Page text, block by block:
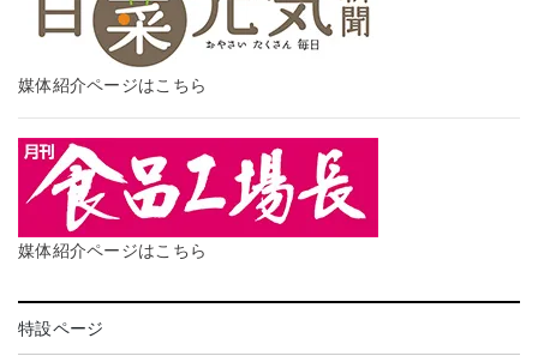
媒体紹介ページはこちら
媒体紹介ページはこちら
特設ページ